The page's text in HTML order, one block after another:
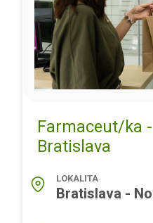
Farmaceut/ka
Bratislava
LOKALITA
Bratislava -